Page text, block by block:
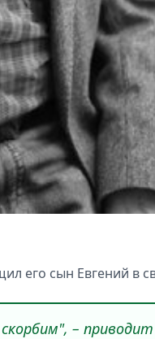
его сын Евгений в
–